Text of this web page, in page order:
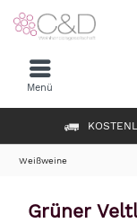
Menü
Weißweine
Grüner